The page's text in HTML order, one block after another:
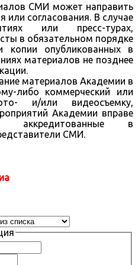
СМИ может направить
или согласования. В случае
или пресс-турах,
в обязательном порядке
копии опубликованных в
материалов не позднее
материалов Академии в
либо коммерческий или
и/или видеосъемку,
Академии вправе
аккредитованные в
СМИ.